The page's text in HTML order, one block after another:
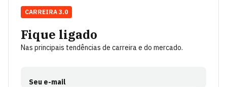
Fique ligado
Nas principais tendências de carreira e do mercado.
Seu e-mail
CARREIRA 3.0